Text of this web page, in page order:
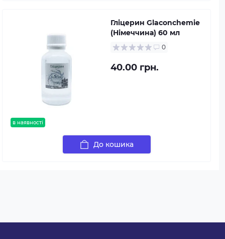
в наявності
Гліцерин Glaconchemie
(Німеччина) 60 мл
0
40.00 грн.
До кошика